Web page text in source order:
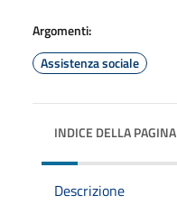
Argomenti:
Assistenza sociale
INDICE DELLA PAGINA
Descrizione